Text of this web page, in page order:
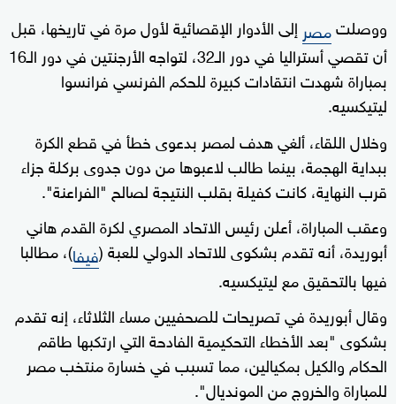
ووصلتمصر إلى الأدوار الإقصائية لأول مرة في تاريخها، قبل
أن تقصي أستراليا في دور الـ32، لتواجه الأرجنتين في دور الـ16
بمباراة شهدت انتقادات كبيرة للحكم الفرنسي فرانسوا
ليتيكسيه.
وخلال اللقاء، ألغي هدف لمصر بدعوى خطأ في قطع الكرة
ببداية الهجمة، بينما طالب لاعبوها من دون جدوى بركلة جزاء
قرب النهاية، كانت كفيلة بقلب النتيجة لصالح "الفراعنة".
وعقب المباراة، أعلن رئيس الاتحاد المصري لكرة القدم هاني
أبوريدة، أنه تقدم بشكوى للاتحاد الدولي للعبة (فيفا)، مطالبا
فيها بالتحقيق مع ليتيكسيه.
وقال أبوريدة في تصريحات للصحفيين مساء الثلاثاء، إنه تقدم
بشكوى "بعد الأخطاء التحكيمية الفادحة التي ارتكبها طاقم
الحكام والكيل بمكيالين، مما تسبب في خسارة منتخب مصر
للمباراة والخروج من المونديال".